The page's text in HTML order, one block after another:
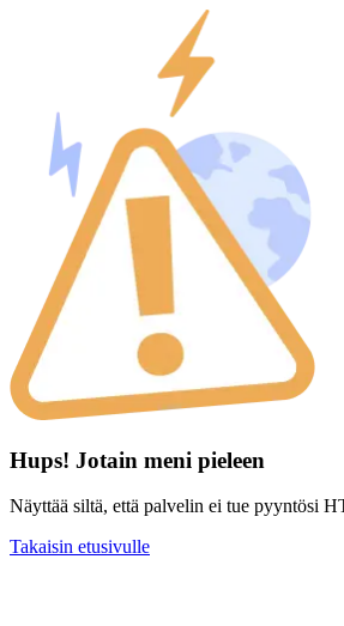
Hups! Jotain meni pieleen
Näyttää siltä, että palvelin ei tue pyyntösi
Takaisin etusivulle